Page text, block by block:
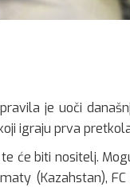
je uoči
igraju prva
će biti nositelj.
(Kazahstan),